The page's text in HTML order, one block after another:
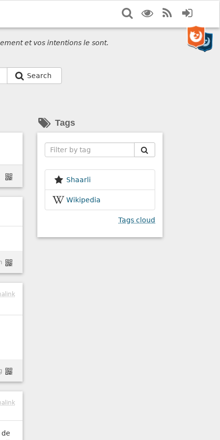
SearchDisplay
RSS
et vos intentions le sont.
Search
Tags
Shaarli
Wikipedia
Tags cloud